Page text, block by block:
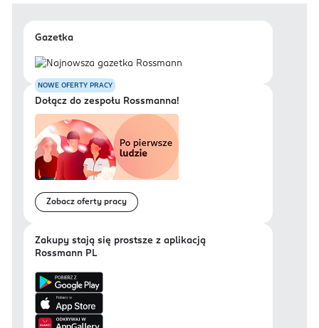
Gazetka
NOWE OFERTY PRACY
Dołącz do zespołu Rossmanna!
Zobacz oferty pracy
Zakupy stają się prostsze z aplikacją
Rossmann PL